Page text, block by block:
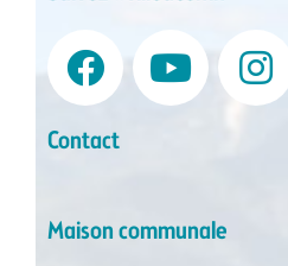
Contact
Maison communale